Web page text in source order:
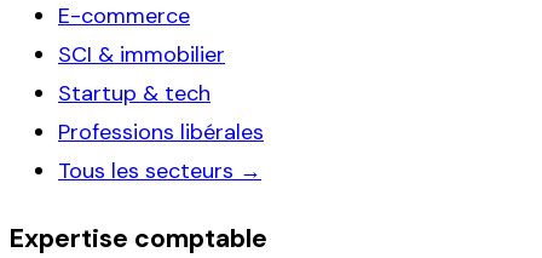
E-commerce
SCI & immobilier
Startup & tech
Professions libérales
Tous les secteurs →
Expertise comptable